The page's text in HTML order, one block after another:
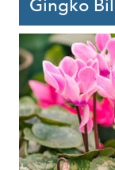
Gingko